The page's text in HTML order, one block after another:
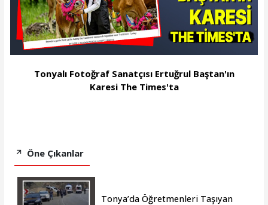
Tonyalı Fotoğraf Sanatçısı Ertuğrul Baştan'ın
Karesi The Times'ta
Öne Çıkanlar
Tonya’da Öğretmenleri Taşıyan